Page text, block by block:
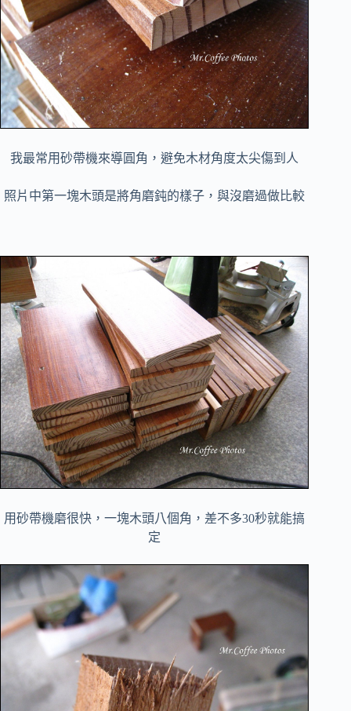
我最常用砂帶機來導圓角，避免木材角度太尖傷到人
照片中第一塊木頭是將角磨鈍的樣子，與沒磨過做比較
用砂帶機磨很快，一塊木頭八個角，差不多30秒就能搞
定